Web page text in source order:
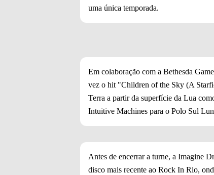
uma única temporada.
Em colaboração com a Bethesda
vez o hit "Children of the Sky (A
Terra a partir da superfície da Lua
Intuitive Machines para o Polo Sul
Antes de encerrar a turne, a Imagine
disco mais recente ao Rock In Rio,